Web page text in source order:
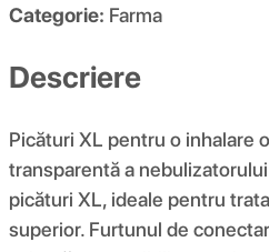
Categorie: Farma
Descriere
Picături XL pentru o inhalare
transparentă a
picături XL, ideale pentru
superior. Furtunul de